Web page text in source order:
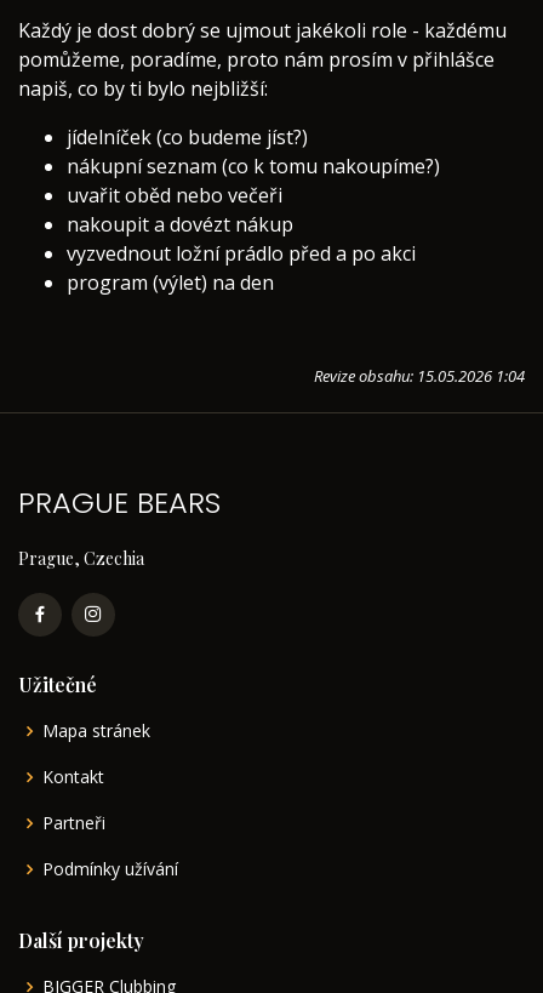
Každý je dost dobrý se ujmout jakékoli role - každému
pomůžeme, poradíme, proto nám prosím v přihlášce
napiš, co by ti bylo nejbližší:
jídelníček (co budeme jíst?)
nákupní seznam (co k tomu nakoupíme?)
uvařit oběd nebo večeři
nakoupit a dovézt nákup
vyzvednout ložní prádlo před a po akci
program (výlet) na den
Revize obsahu: 15.05.2026 1:04
PRAGUE BEARS
Prague, Czechia
Užitečné
Mapa stránek
Kontakt
Partneři
Podmínky užívání
Další projekty
BIGGER Clubbing